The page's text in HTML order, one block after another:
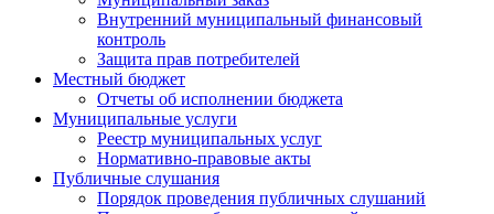
Внутренний муниципальный финансовый
контроль
Защита прав потребителей
Местный бюджет
Отчеты об исполнении бюджета
Муниципальные услуги
Реестр муниципальных услуг
Нормативно-правовые акты
Публичные слушания
Порядок проведения публичных слушаний